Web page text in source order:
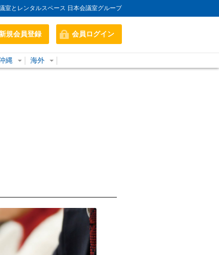
室とレンタルスペース 日本会議室グループ
新規会員登録 会員ログイン
縄 海外